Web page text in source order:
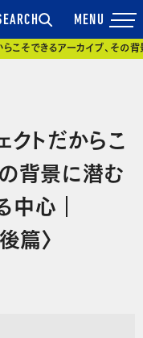
らこそできるアーカイブ、そ
クトだからこ
背景に潜む
心｜
篇〉